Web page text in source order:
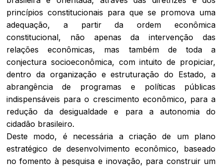
princípios constitucionais para que se promova uma
adequação, a partir da ordem econômica
constitucional, não apenas da intervenção das
relações econômicas, mas também de toda a
conjectura socioeconômica, com intuito de propiciar,
dentro da organização e estruturação do Estado, a
abrangência de programas e políticas públicas
indispensáveis para o crescimento econômico, para a
redução da desigualdade e para a autonomia do
cidadão brasileiro.
Deste modo, é necessária a criação de um plano
estratégico de desenvolvimento econômico, baseado
no fomento à pesquisa e inovação, para construir um